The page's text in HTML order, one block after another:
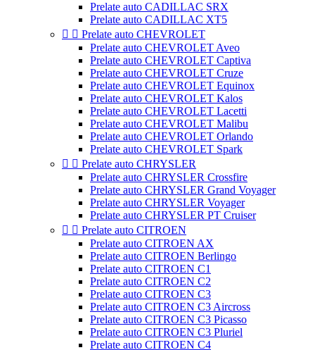
Prelate auto CADILLAC SRX
Prelate auto CADILLAC XT5
  Prelate auto CHEVROLET
Prelate auto CHEVROLET Aveo
Prelate auto CHEVROLET Captiva
Prelate auto CHEVROLET Cruze
Prelate auto CHEVROLET Equinox
Prelate auto CHEVROLET Kalos
Prelate auto CHEVROLET Lacetti
Prelate auto CHEVROLET Malibu
Prelate auto CHEVROLET Orlando
Prelate auto CHEVROLET Spark
  Prelate auto CHRYSLER
Prelate auto CHRYSLER Crossfire
Prelate auto CHRYSLER Grand Voyager
Prelate auto CHRYSLER Voyager
Prelate auto CHRYSLER PT Cruiser
  Prelate auto CITROEN
Prelate auto CITROEN AX
Prelate auto CITROEN Berlingo
Prelate auto CITROEN C1
Prelate auto CITROEN C2
Prelate auto CITROEN C3
Prelate auto CITROEN C3 Aircross
Prelate auto CITROEN C3 Picasso
Prelate auto CITROEN C3 Pluriel
Prelate auto CITROEN C4